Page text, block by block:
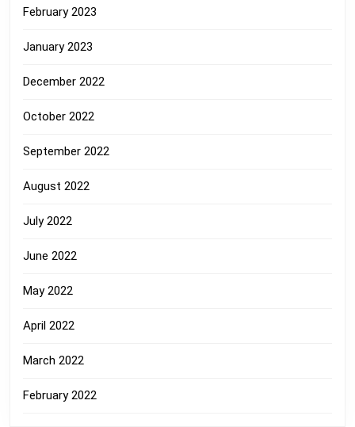
February 2023
January 2023
December 2022
October 2022
September 2022
August 2022
July 2022
June 2022
May 2022
April 2022
March 2022
February 2022